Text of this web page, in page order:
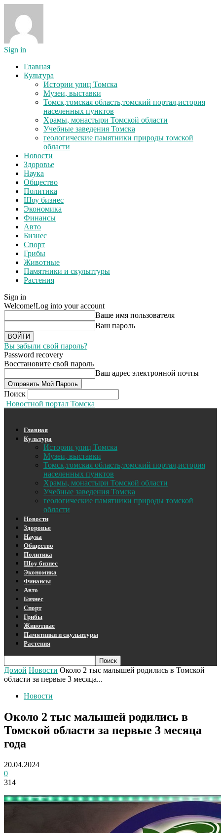
Sign in
Главная
Культура
Истории улиц Томска
Музеи, выставки
Томск,томская область,томский портал,история
населенных пунктов
Храмы, монастыри Томской области
Учебные заведения Томска
геологические памятники природы томской
области
Новости
Здоровье
Наука
Общество
Политика
Шоу бизнес
Экономика
Финансы
Авто
Бизнес
Спорт
Грибы
Животные
Памятники и скульптуры
Растения
Sign in
Welcome!Log into your account
Ваше имя пользователя
Ваш пароль
Вы забыли свой пароль?
Password recovery
Восстановите свой пароль
Ваш адрес электронной почты
Поиск
Новостной портал Томска
Главная
Культура
Истории улиц Томска
Музеи, выставки
Томск,томская область,томский портал,история
населенных пунктов
Храмы, монастыри Томской области
Учебные заведения Томска
геологические памятники природы томской
области
Новости
Здоровье
Наука
Общество
Политика
Шоу бизнес
Экономика
Финансы
Авто
Бизнес
Спорт
Грибы
Животные
Памятники и скульптуры
Растения
Домой Новости Около 2 тыс малышей родились в Томской
области за первые 3 месяца...
Новости
Около 2 тыс малышей родились в
Томской области за первые 3 месяца
года
20.04.2024
0
314